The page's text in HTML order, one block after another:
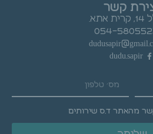
קשר
אתא.
054-
dudu.sapir
מהאתר ד.ס שירותים